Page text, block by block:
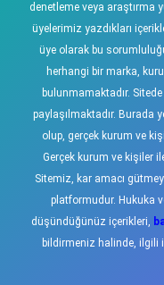
denetleme veya araştırma
üyelerimiz yazdıkları
üye olarak bu
herhangi bir marka,
bulunmamaktadır.
paylaşılmaktadır. Burada
olup, gerçek kurum ve
Gerçek kurum ve kişiler
Sitemiz, kar amacı
platformudur. Hukuka
düşündüğünüz içerikleri,
bildirmeniz halinde, ilgili